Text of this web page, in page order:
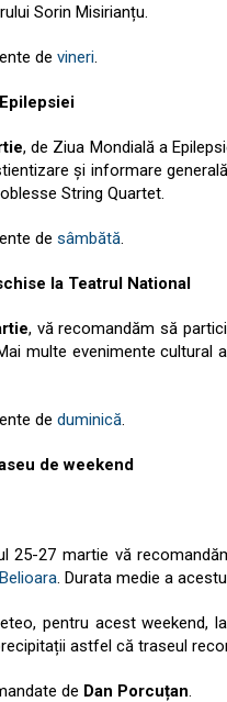
Sorin Misirianțu.
de vineri.
, de Ziua Mondială a
și informare
String Quartet.
de sâmbătă.
la Teatrul National
, vă recomandăm să
multe evenimente cultural
de duminică.
de weekend
25-27 martie vă
. Durata medie a
pentru acest weekend,
astfel că traseul
de Dan Porcuțan.